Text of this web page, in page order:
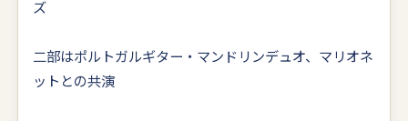
ズ
二部はポルトガルギター・マンドリンデュオ、マリオネ
ットとの共演